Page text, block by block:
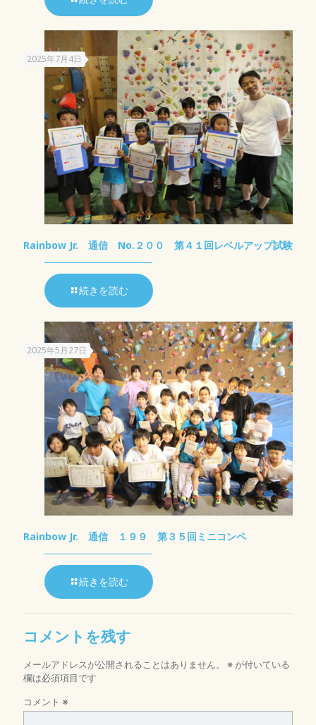
2025年7月4日
Rainbow Jr. 通信 No.２００ 第４１回レベルアップ試験
続きを読む
2025年5月27日
Rainbow Jr. 通信 １９９ 第３５回ミニコンペ
続きを読む
コメントを残す
メールアドレスが公開されることはありません。 ※ が付いている
欄は必須項目です
コメント ※